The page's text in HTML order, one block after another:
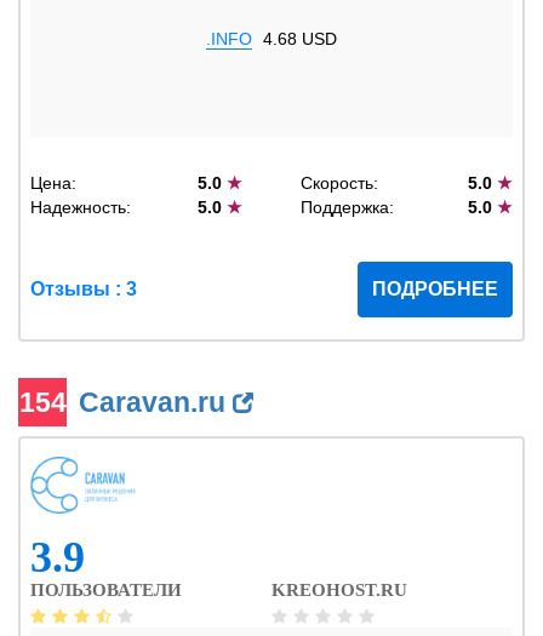
.INFO 4.68 USD
Цена: 5.0★ Скорость: 5.0 ★
Надежность:
5.0★ Поддержка: 5.0 ★
Отзывы : 3 ПОДРОБНЕЕ
154 Caravan.ru
3.9
ПОЛЬЗОВАТЕЛИ KREOHOST.RU